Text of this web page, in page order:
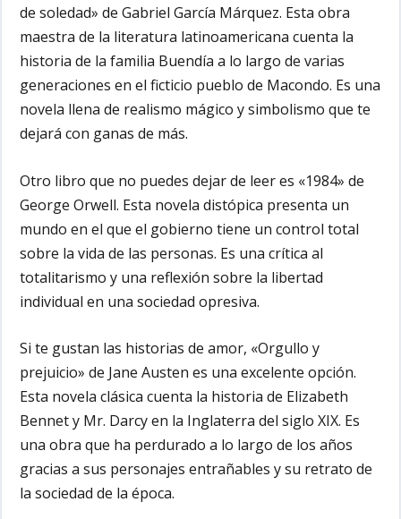
de soledad» de Gabriel García Márquez. Esta obra
maestra de la literatura latinoamericana cuenta la
historia de la familia Buendía a lo largo de varias
generaciones en el ficticio pueblo de Macondo. Es una
novela llena de realismo mágico y simbolismo que te
dejará con ganas de más.
Otro libro que no puedes dejar de leer es «1984» de
George Orwell. Esta novela distópica presenta un
mundo en el que el gobierno tiene un control total
sobre la vida de las personas. Es una crítica al
totalitarismo y una reflexión sobre la libertad
individual en una sociedad opresiva.
Si te gustan las historias de amor, «Orgullo y
prejuicio» de Jane Austen es una excelente opción.
Esta novela clásica cuenta la historia de Elizabeth
Bennet y Mr. Darcy en la Inglaterra del siglo XIX. Es
una obra que ha perdurado a lo largo de los años
gracias a sus personajes entrañables y su retrato de
la sociedad de la época.